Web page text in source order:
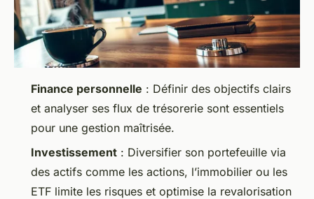
Finance personnelle : Définir des objectifs clairs
et analyser ses flux de trésorerie sont essentiels
pour une gestion maîtrisée.
Investissement : Diversifier son portefeuille via
des actifs comme les actions, l’immobilier ou les
ETF limite les risques et optimise la revalorisation